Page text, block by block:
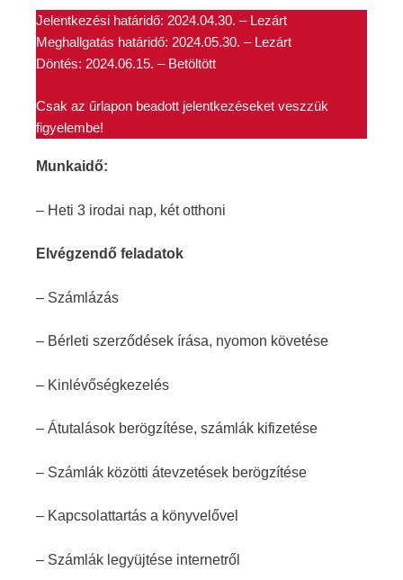
Jelentkezési határidő: 2024.04.30. – Lezárt
Meghallgatás határidő: 2024.05.30. – Lezárt
Döntés: 2024.06.15. – Betöltött
Csak az űrlapon beadott jelentkezéseket veszzük
figyelembe!
Munkaidő:
– Heti 3 irodai nap, két otthoni
Elvégzendő feladatok
– Számlázás
– Bérleti szerződések írása, nyomon követése
– Kinlévőségkezelés
– Átutalások berögzítése, számlák kifizetése
– Számlák közötti átevzetések berögzítése
– Kapcsolattartás a könyvelővel
– Számlák legyüjtése internetről